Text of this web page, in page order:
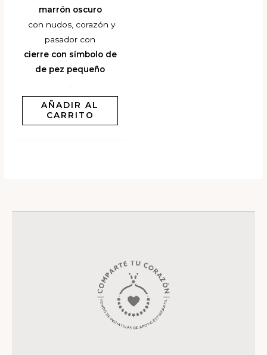
marrón oscuro
con nudos, corazón y
pasador con
cierre con símbolo de
de pez pequeño
AÑADIR AL
CARRITO